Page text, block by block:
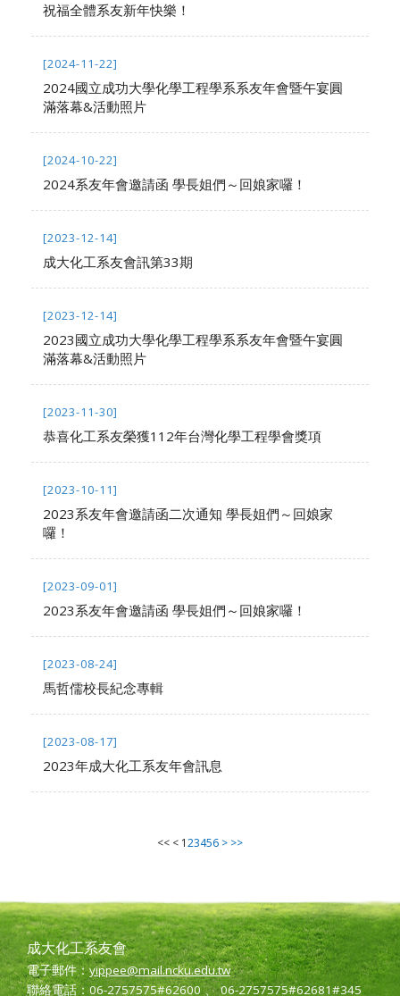
祝福全體系友新年快樂！
[2024-11-22]
2024國立成功大學化學工程學系系友年會暨午宴圓
滿落幕&活動照片
[2024-10-22]
2024系友年會邀請函 學長姐們～回娘家囉！
[2023-12-14]
成大化工系友會訊第33期
[2023-12-14]
2023國立成功大學化學工程學系系友年會暨午宴圓
滿落幕&活動照片
[2023-11-30]
恭喜化工系友榮獲112年台灣化學工程學會獎項
[2023-10-11]
2023系友年會邀請函二次通知 學長姐們～回娘家
囉！
[2023-09-01]
2023系友年會邀請函 學長姐們～回娘家囉！
[2023-08-24]
馬哲儒校長紀念專輯
[2023-08-17]
2023年成大化工系友年會訊息
<< < 123456 > >>
成大化工系友會
電子郵件：yippee@mail.ncku.edu.tw
聯絡電話：06-2757575#62600 、 06-2757575#62681#345